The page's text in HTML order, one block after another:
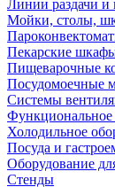
Линии раздачи и
Мойки, столы,
Пекарские
Пищеварочные
Посудомоечные
Системы
Функциональное
Холодильное
Посуда и
Оборудование
Стенды